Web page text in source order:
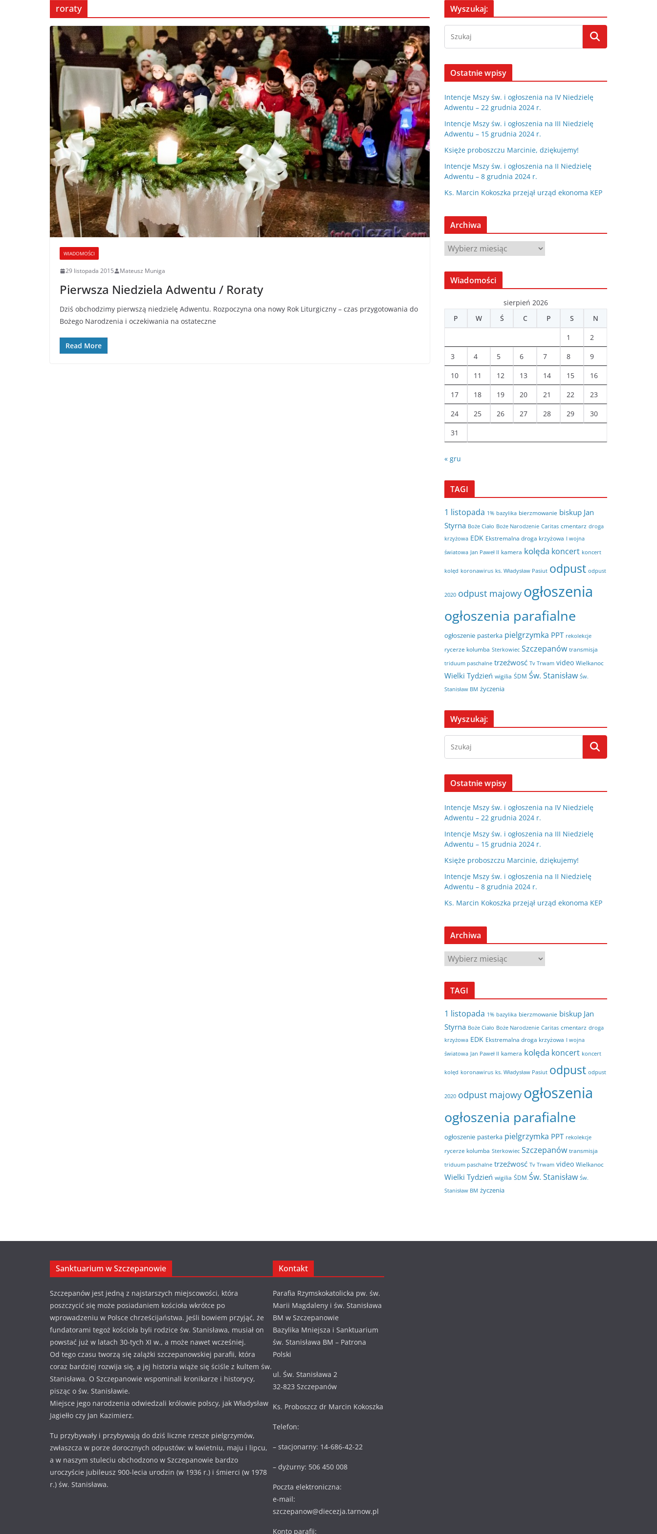
roraty
WIADOMOŚCI
29 listopada 2015 Mateusz Muniga
Pierwsza Niedziela Adwentu / Roraty
Dziś obchodzimy pierwszą niedzielę Adwentu. Rozpoczyna ona nowy Rok Liturgiczny – czas przygotowania do
Bożego Narodzenia i oczekiwania na ostateczne
Read More
Wyszukaj:
Ostatnie wpisy
Intencje Mszy św. i ogłoszenia na IV Niedzielę
Adwentu – 22 grudnia 2024 r.
Intencje Mszy św. i ogłoszenia na III Niedzielę
Adwentu – 15 grudnia 2024 r.
Księże proboszczu Marcinie, dziękujemy!
Intencje Mszy św. i ogłoszenia na II Niedzielę
Adwentu – 8 grudnia 2024 r.
Ks. Marcin Kokoszka przejął urząd ekonoma KEP
Archiwa
A
r
c
w
Wiadomości
sierpień 2026
P
W Ś C P S N
1 2
3 4 5 6 7 8 9
10 11 12 13 14 15 16
17 18 19 20 21 22 23
24 25 26 27 28 29 30
31
« gru
TAGI
1 listopada 1% bazylika bierzmowanie biskup Jan
Styrna Boże Ciało Boże Narodzenie Caritas cmentarz droga
krzyżowa EDK Ekstremalna droga krzyżowa I wojna
światowa Jan Paweł II kamera kolęda koncert koncert
kolęd koronawirus ks. Władysław Pasiut odpust odpust
2020 odpust majowy ogłoszenia
ogłoszenia parafialne
ogłoszenie pasterka pielgrzymka PPT rekolekcje
rycerze kolumba Sterkowiec Szczepanów transmisja
triduum paschalne trzeźwosć Tv Trwam video Wielkanoc
Wielki Tydzień wigilia ŚDM Św. Stanisław Św.
Stanisław BM życzenia
Wyszukaj:
Ostatnie wpisy
Intencje Mszy św. i ogłoszenia na IV Niedzielę
Adwentu – 22 grudnia 2024 r.
Intencje Mszy św. i ogłoszenia na III Niedzielę
Adwentu – 15 grudnia 2024 r.
Księże proboszczu Marcinie, dziękujemy!
Intencje Mszy św. i ogłoszenia na II Niedzielę
Adwentu – 8 grudnia 2024 r.
Ks. Marcin Kokoszka przejął urząd ekonoma KEP
Archiwa
A
r
c
w
a
TAGI
1 listopada 1% bazylika bierzmowanie biskup Jan
Styrna Boże Ciało Boże Narodzenie Caritas cmentarz droga
krzyżowa EDK Ekstremalna droga krzyżowa I wojna
światowa Jan Paweł II kamera kolęda koncert koncert
kolęd koronawirus ks. Władysław Pasiut odpust odpust
2020 odpust majowy ogłoszenia
ogłoszenia parafialne
ogłoszenie pasterka pielgrzymka PPT rekolekcje
rycerze kolumba Sterkowiec Szczepanów transmisja
triduum paschalne trzeźwosć Tv Trwam video Wielkanoc
Wielki Tydzień wigilia ŚDM Św. Stanisław Św.
Stanisław BM życzenia
Sanktuarium w Szczepanowie
Szczepanów jest jedną z najstarszych miejscowości, która
poszczycić się może posiadaniem kościoła wkrótce po
wprowadzeniu w Polsce chrześcijaństwa. Jeśli bowiem przyjąć, że
fundatorami tegoż kościoła byli rodzice św. Stanisława, musiał on
powstać już w latach 30-tych XI w., a może nawet wcześniej.
Od tego czasu tworzą się zalążki szczepanowskiej parafii, która
coraz bardziej rozwija się, a jej historia wiąże się ściśle z kultem św.
Stanisława. O Szczepanowie wspominali kronikarze i historycy,
pisząc o św. Stanisławie.
Miejsce jego narodzenia odwiedzali królowie polscy, jak Władysław
Jagiełło czy Jan Kazimierz.
Tu przybywały i przybywają do dziś liczne rzesze pielgrzymów,
zwłaszcza w porze dorocznych odpustów: w kwietniu, maju i lipcu,
a w naszym stuleciu obchodzono w Szczepanowie bardzo
uroczyście jubileusz 900-lecia urodzin (w 1936 r.) i śmierci (w 1978
r.) św. Stanisława.
Kontakt
Parafia Rzymskokatolicka pw. św.
Marii Magdaleny i św. Stanisława
BM w Szczepanowie
Bazylika Mniejsza i Sanktuarium
św. Stanisława BM – Patrona
Polski
ul. Św. Stanisława 2
32-823 Szczepanów
Ks. Proboszcz dr Marcin Kokoszka
Telefon:
– stacjonarny: 14-686-42-22
– dyżurny: 506 450 008
Poczta elektroniczna:
e-mail:
szczepanow@diecezja.tarnow.pl
Konto parafii: